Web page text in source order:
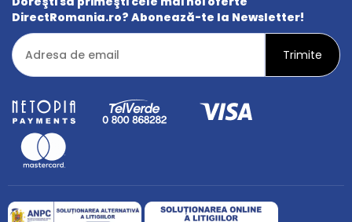
DirectRomania.ro? Abonează-te la Newsletter!